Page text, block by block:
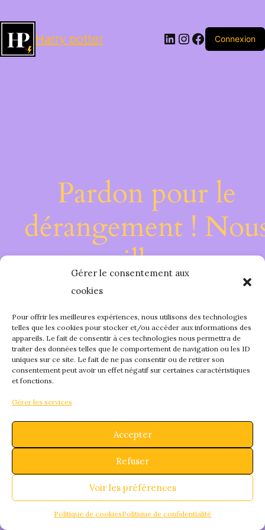
Gérer le consentement aux
cookies
Pour offrir les meilleures expériences, nous utilisons des technologies
telles que les cookies pour stocker et/ou accéder aux informations des
appareils. Le fait de consentir à ces technologies nous permettra de
traiter des données telles que le comportement de navigation ou les ID
uniques sur ce site. Le fait de ne pas consentir ou de retirer son
consentement peut avoir un effet négatif sur certaines caractéristiques
et fonctions.
Gérer les services
Accepter
Refuser
Voir les préférences
Politique de cookiesPolitique de confidentialité
Harry potter LinkedIn
Instagram
Facebook
Connexion
Pardon pour le
dérangement !
travaillons sur
quelque chose de
fantastique –
bientôt !